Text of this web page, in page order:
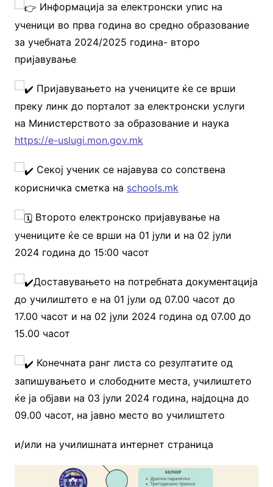
Информација за електронски упис на
ученици во прва година во средно образование
за учебната 2024/2025 година- второ
пријавување
Пријавувањето на учениците ќе се врши
преку линк до порталот за електронски услуги
на Министерството за образование и наука
https://e-uslugi.mon.gov.mk
Секој ученик се најавува со сопствена
корисничка сметка на schools.mk
Второто електронско пријавување на
учениците ќе се врши на 01 јули и на 02 јули
2024 година до 15:00 часот
Доставувањето на потребната документација
до училиштето е на 01 јули од 07.00 часот до
17.00 часот и на 02 јули 2024 година од 07.00 до
15.00 часот
Конечната ранг листа со резултатите од
запишувањето и слободните места, училиштето
ќе ја објави на 03 јули 2024 година, најдоцна до
09.00 часот, на јавно место во училиштето
и/или на училишната интернет страница